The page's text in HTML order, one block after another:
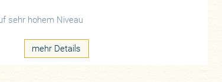
sehr hohem Niveau
werden ungemein
mehr Details